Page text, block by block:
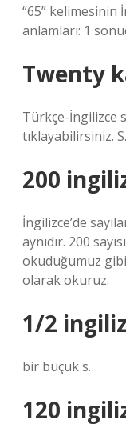
“65”
anlamları: 1
Twenty
Türkçe-İngilizce
tıklayabilirsiniz.
200
İngilizce’de
aynıdır. 200
okuduğumuz
olarak okuruz.
1/2
bir buçuk s.
120